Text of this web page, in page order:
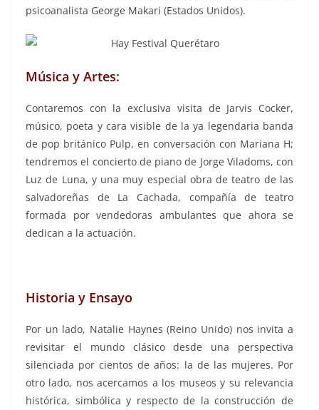
psicoanalista George Makari (Estados Unidos).
Música y Artes:
Contaremos con la exclusiva visita de Jarvis Cocker,
músico, poeta y cara visible de la ya legendaria banda
de pop británico Pulp, en conversación con Mariana H;
tendremos el concierto de piano de Jorge Viladoms, con
Luz de Luna, y una muy especial obra de teatro de las
salvadoreñas de La Cachada, compañía de teatro
formada por vendedoras ambulantes que ahora se
dedican a la actuación.
Historia y Ensayo
Por un lado, Natalie Haynes (Reino Unido) nos invita a
revisitar el mundo clásico desde una perspectiva
silenciada por cientos de años: la de las mujeres. Por
otro lado, nos acercamos a los museos y su relevancia
histórica, simbólica y respecto de la construcción de